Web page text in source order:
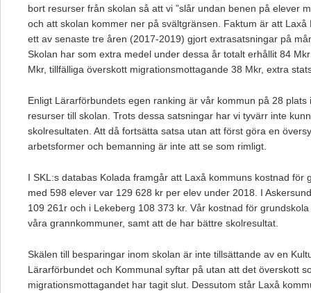
bort resurser från skolan så att vi ”slår undan benen på elever
och att skolan kommer ner på svältgränsen. Faktum är att
ett av senaste tre åren (2017-2019) gjort extrasatsningar på
Skolan har som extra medel under dessa år totalt erhållit 84
Mkr, tillfälliga överskott migrationsmottagande 38 Mkr, extra
Enligt Lärarförbundets egen ranking är vår kommun på 28 plats
resurser till skolan. Trots dessa satsningar har vi tyvärr inte
skolresultaten. Att då fortsätta satsa utan att först göra en
arbetsformer och bemanning är inte att se som rimligt.
I SKL:s databas Kolada framgår att Laxå kommuns kostnad för
med 598 elever var 129 628 kr per elev under 2018. I
109 261r och i Lekeberg 108 373 kr. Vår kostnad för
våra grannkommuner, samt att de har bättre skolresultat.
Skälen till besparingar inom skolan är inte tillsättande av en
Lärarförbundet och Kommunal syftar på utan att det överskott
migrationsmottagandet har tagit slut. Dessutom står Laxå